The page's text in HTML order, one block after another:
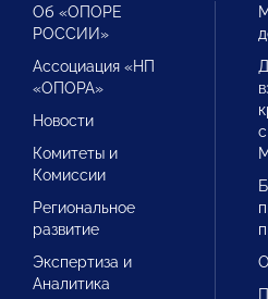
Об «ОПОРЕ
РОССИИ»
Ассоциация «НП
«ОПОРА»
Новости
Комитеты и
Комиссии
Региональное
развитие
Экспертиза и
Аналитика